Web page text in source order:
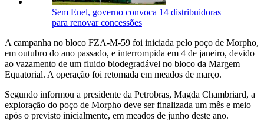
Sem Enel, governo convoca 14 distribuidoras
para renovar concessões
A campanha no bloco FZA-M-59 foi iniciada pelo poço de Morpho,
em outubro do ano passado, e interrompida em 4 de janeiro, devido
ao vazamento de um fluido biodegradável no bloco da Margem
Equatorial. A operação foi retomada em meados de março.
Segundo informou a presidente da Petrobras, Magda Chambriard, a
exploração do poço de Morpho deve ser finalizada um mês e meio
após o previsto inicialmente, em meados de junho deste ano.